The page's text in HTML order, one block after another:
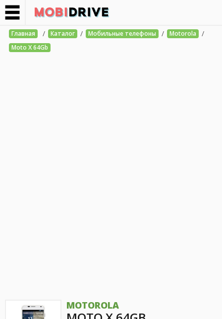
Главная / Каталог / Мобильные телефоны / Motorola /
Moto X 64Gb
MOTOROLA